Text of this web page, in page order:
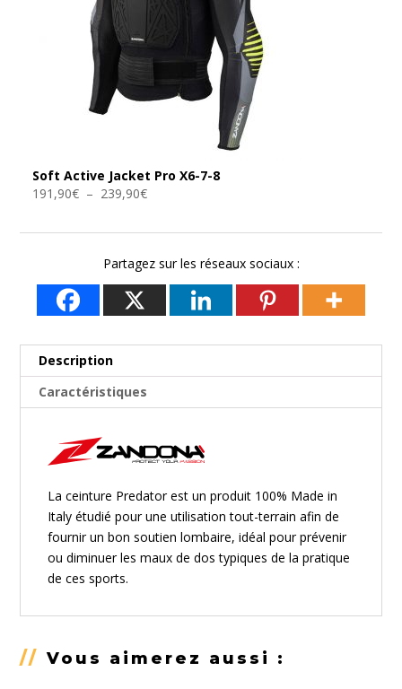
Soft Active Jacket Pro X6-7-8
191,90€ – 239,90€Plage
prix :
191,90€
à
239,90€
Partagez sur les réseaux sociaux :
Description
Caractéristiques
La ceinture Predator est un produit 100% Made in
Italy étudié pour une utilisation tout-terrain afin de
fournir un bon soutien lombaire, idéal pour prévenir
ou diminuer les maux de dos typiques de la pratique
de ces sports.
//Vous aimerez aussi :